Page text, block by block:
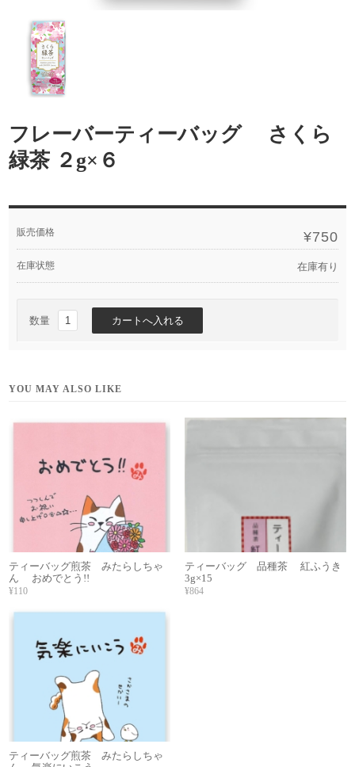
フレーバーティーバッグ さくら
緑茶 ２g×６
販売価格 ¥750
在庫状態 在庫有り
数量
YOU MAY ALSO LIKE
ティーバッグ煎茶 みたらしちゃ
ん おめでとう!!
¥110
ティーバッグ 品種茶 紅ふうき
3g×15
¥864
ティーバッグ煎茶 みたらしちゃ